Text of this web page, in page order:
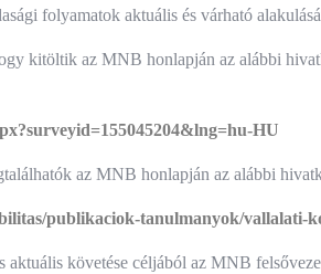
folyamatok aktuális és várható
kitöltik az MNB honlapján az alábbi
HU
az MNB honlapján az alábbi
publikaciok-tanulmanyok/vallalati-
aktuális követése céljából az MNB